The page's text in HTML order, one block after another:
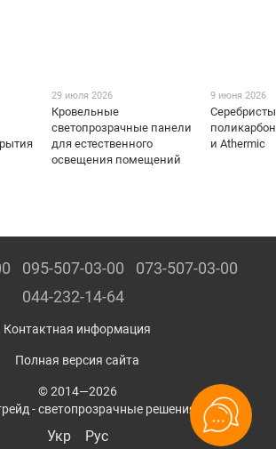
29 июля 2026
Кровельные
светопрозрачные панели
для естественного
освещения помещений
9 июня 2026
и Athermic
095-507-03-00
073-507-03-00
044-232-14-64
Контактная информация
Полная версия сайта
© 2014—2026
- светопрозрачные решения
Укр Рус